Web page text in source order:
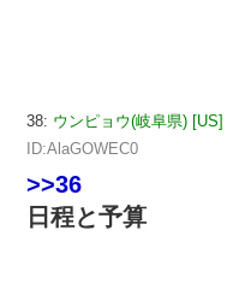
38: ウンピョウ(岐阜県) [US]
ID:AlaGOWEC0
>>36
日程と予算